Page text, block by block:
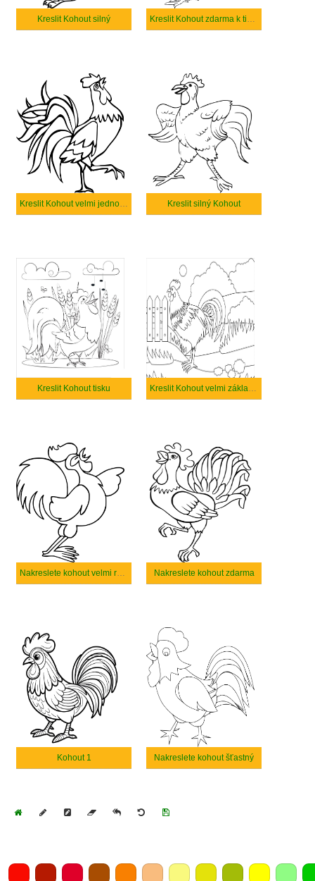
Kreslit Kohout silný Kreslit Kohout zdarma k tisku
Kreslit Kohout velmi jednoduchý Kreslit silný Kohout
Kreslit Kohout tisku Kreslit Kohout velmi základní
Nakreslete kohout velmi roztomilý Nakreslete kohout zdarma
Kohout 1 Nakreslete kohout šťastný